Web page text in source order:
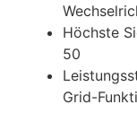
Höchste
50
Grid-